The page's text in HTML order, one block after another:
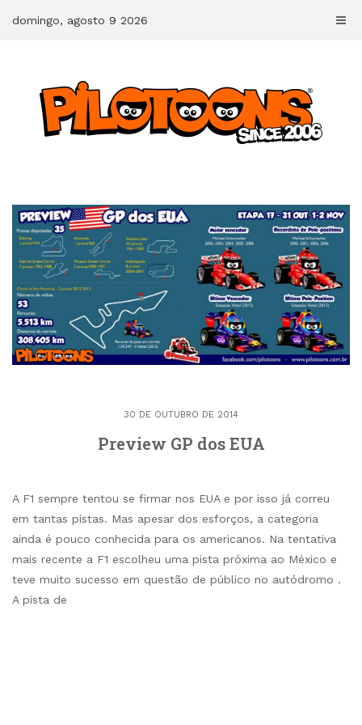
domingo, agosto 9 2026
30 DE OUTUBRO DE 2014
Preview GP dos EUA
A F1 sempre tentou se firmar nos EUA e por isso já correu
em tantas pistas. Mas apesar dos esforços, a categoria
ainda é pouco conhecida para os americanos. Na tentativa
mais recente a F1 escolheu uma pista próxima ao México e
teve muito sucesso em questão de público no autódromo .
A pista de